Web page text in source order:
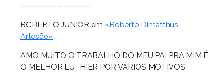
—————————–
ROBERTO JUNIOR em «Roberto Dimatthus,
Artesão»
AMO MUITO O TRABALHO DO MEU PAI PRA MIM É
O MELHOR LUTHIER POR VÁRIOS MOTIVOS